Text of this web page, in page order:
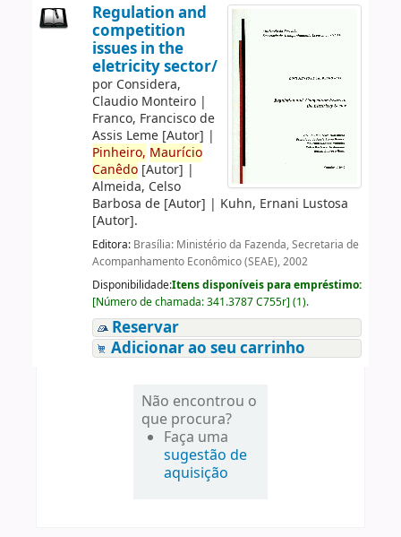
Regulation and
competition
issues in the
eletricity sector/
por Considera,
Claudio Monteiro|
Franco, Francisco de
Assis Leme[Autor] |
Pinheiro, Maurício
Canêdo[Autor] |
Almeida, Celso
Barbosa de[Autor] | Kuhn, Ernani Lustosa
[Autor].
Editora: Brasília: Ministério da Fazenda, Secretaria de
Acompanhamento Econômico (SEAE), 2002
Disponibilidade:Itens disponíveis para empréstimo:
[Número de chamada:341.3787 C755r] (1).
Reservar
Adicionar ao seu carrinho
Não encontrou o
que procura?
Faça uma
sugestão de
aquisição